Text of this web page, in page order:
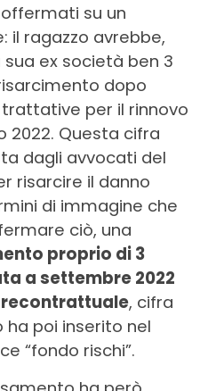
su un
il ragazzo avrebbe,
ex società ben 3
dopo
per il rinnovo
Questa cifra
dagli avvocati del
risarcire il danno
di immagine che
ciò, una
proprio di 3
a settembre 2022
, cifra
ha poi inserito nel
“fondo rischi”.